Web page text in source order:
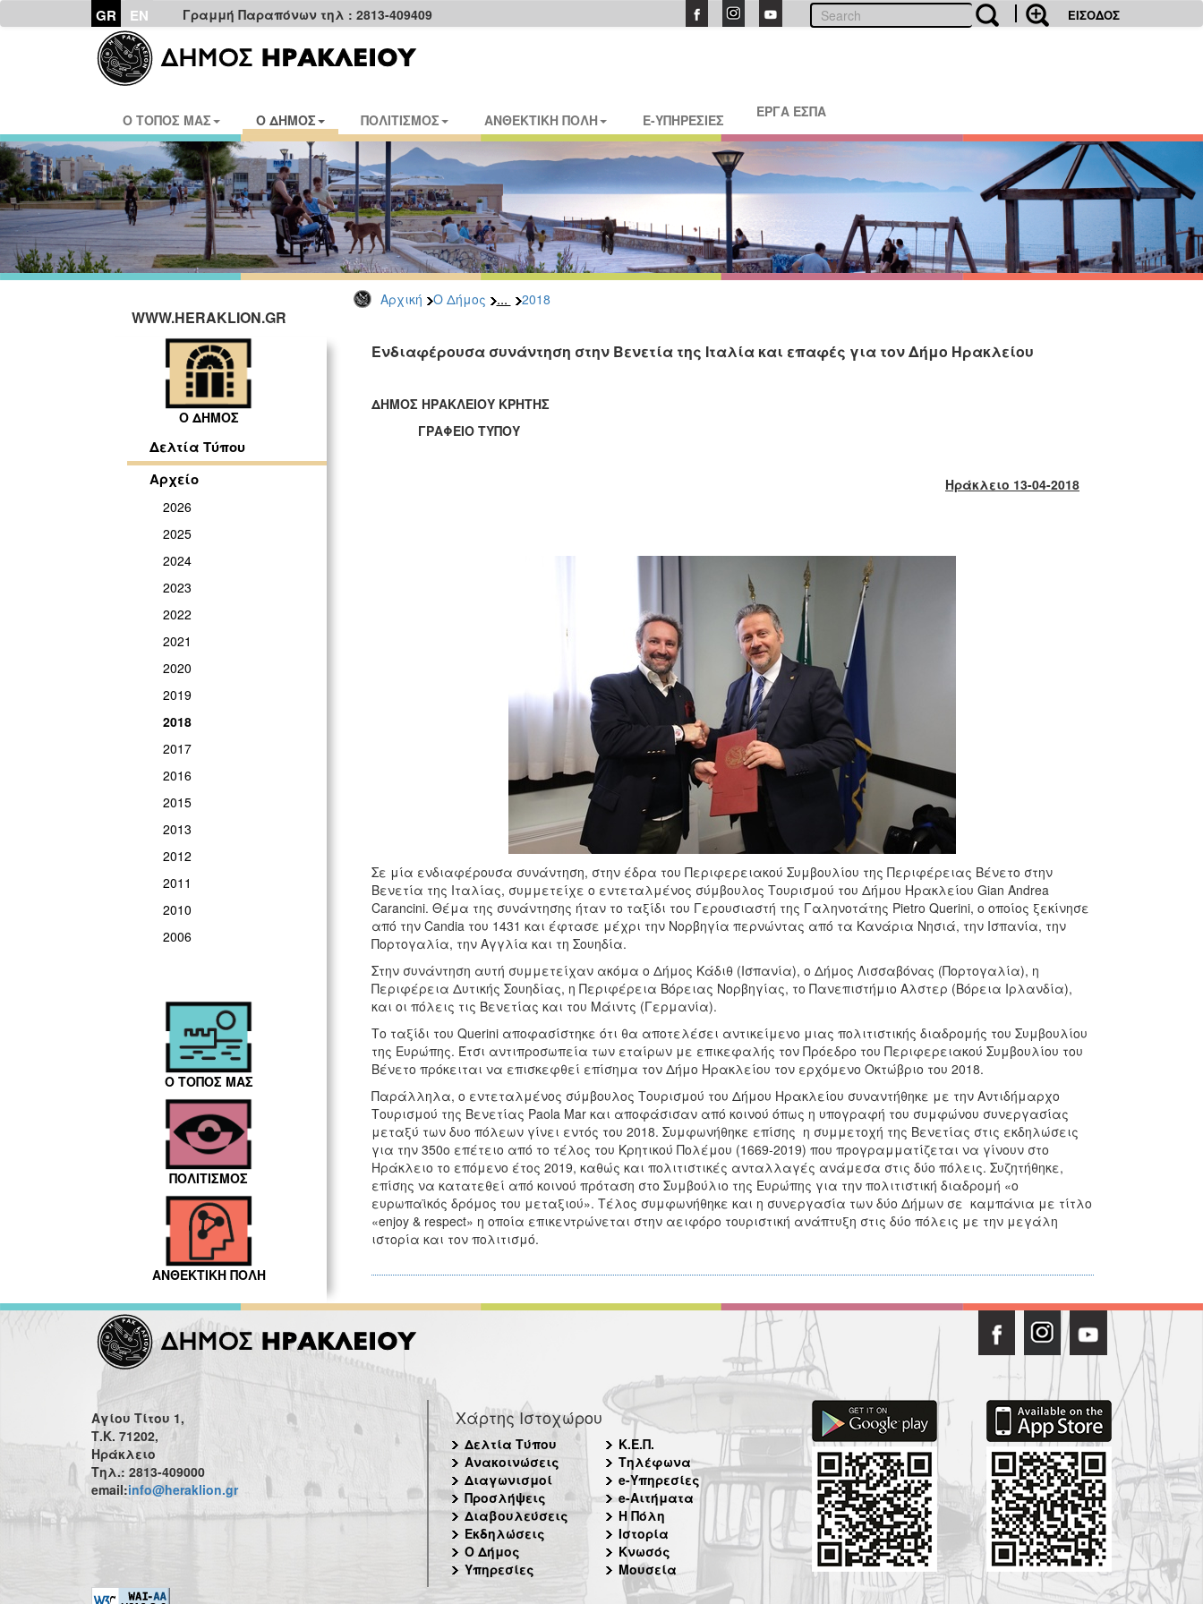
GR EN Γραμμή Παραπόνων τηλ : 2813-409409 ΕΙΣΟΔΟΣ
Ο ΤΟΠΟΣ ΜΑΣ Ο ΔΗΜΟΣ ΠΟΛΙΤΙΣΜΟΣ ΑΝΘΕΚΤΙΚΗ ΠΟΛΗ E-ΥΠΗΡΕΣΙΕΣ ΕΡΓΑ ΕΣΠΑ
Αρχική Ο Δήμος ... 2018
WWW.HERAKLION.GR
Ο ΔΗΜΟΣ
Δελτία Τύπου
Αρχείο
2026
2025
2024
2023
2022
2021
2020
2019
2018
2017
2016
2015
2013
2012
2011
2010
2006
Ο ΤΟΠΟΣ ΜΑΣ
ΠΟΛΙΤΙΣΜΟΣ
ΑΝΘΕΚΤΙΚΗ ΠΟΛΗ
Ενδιαφέρουσα συνάντηση στην Βενετία της Ιταλία και επαφές για τον Δήμο Ηρακλείου
ΔΗΜΟΣ ΗΡΑΚΛΕΙΟΥ ΚΡΗΤΗΣ
ΓΡΑΦΕΙΟ ΤΥΠΟΥ
Ηράκλειο 13-04-2018
Σε μία ενδιαφέρουσα συνάντηση, στην έδρα του Περιφερειακού Συμβουλίου της Περιφέρειας Βένετο στην
Βενετία της Ιταλίας, συμμετείχε ο εντεταλμένος σύμβουλος Τουρισμού του Δήμου Ηρακλείου Gian Andrea
Carancini. Θέμα της συνάντησης ήταν το ταξίδι του Γερουσιαστή της Γαληνοτάτης Pietro Querini, ο οποίος ξεκίνησε
από την Candia του 1431 και έφτασε μέχρι την Νορβηγία περνώντας από τα Κανάρια Νησιά, την Ισπανία, την
Πορτογαλία, την Αγγλία και τη Σουηδία.
Στην συνάντηση αυτή συμμετείχαν ακόμα ο Δήμος Κάδιθ (Ισπανία), ο Δήμος Λισσαβόνας (Πορτογαλία), η
Περιφέρεια Δυτικής Σουηδίας, η Περιφέρεια Βόρειας Νορβηγίας, το Πανεπιστήμιο Αλστερ (Βόρεια Ιρλανδία),
και οι πόλεις τις Βενετίας και του Μάιντς (Γερμανία).
Το ταξίδι του Querini αποφασίστηκε ότι θα αποτελέσει αντικείμενο μιας πολιτιστικής διαδρομής του Συμβουλίου
της Ευρώπης. Έτσι αντιπροσωπεία των εταίρων με επικεφαλής τον Πρόεδρο του Περιφερειακού Συμβουλίου του
Βένετο πρόκειται να επισκεφθεί επίσημα τον Δήμο Ηρακλείου τον ερχόμενο Οκτώβριο του 2018.
Παράλληλα, ο εντεταλμένος σύμβουλος Τουρισμού του Δήμου Ηρακλείου συναντήθηκε με την Αντιδήμαρχο
Τουρισμού της Βενετίας Paola Mar και αποφάσισαν από κοινού όπως η υπογραφή του συμφώνου συνεργασίας
μεταξύ των δυο πόλεων γίνει εντός του 2018. Συμφωνήθηκε επίσης η συμμετοχή της Βενετίας στις εκδηλώσεις
για την 350ο επέτειο από το τέλος του Κρητικού Πολέμου (1669-2019) που προγραμματίζεται να γίνουν στο
Ηράκλειο το επόμενο έτος 2019, καθώς και πολιτιστικές ανταλλαγές ανάμεσα στις δύο πόλεις. Συζητήθηκε,
επίσης να κατατεθεί από κοινού πρόταση στο Συμβούλιο της Ευρώπης για την πολιτιστική διαδρομή «ο
ευρωπαϊκός δρόμος του μεταξιού». Τέλος συμφωνήθηκε και η συνεργασία των δύο Δήμων σε καμπάνια με τίτλο
«enjoy & respect» η οποία επικεντρώνεται στην αειφόρο τουριστική ανάπτυξη στις δύο πόλεις με την μεγάλη
ιστορία και τον πολιτισμό.
Αγίου Τίτου 1,
Τ.Κ. 71202,
Ηράκλειο
Τηλ.: 2813-409000
email:info@heraklion.gr
Χάρτης Ιστοχώρου
Δελτία Τύπου
Ανακοινώσεις
Διαγωνισμοί
Προσλήψεις
Διαβουλεύσεις
Εκδηλώσεις
Ο Δήμος
Υπηρεσίες
Κ.Ε.Π.
Τηλέφωνα
e-Υπηρεσίες
e-Αιτήματα
Η Πόλη
Ιστορία
Κνωσός
Μουσεία